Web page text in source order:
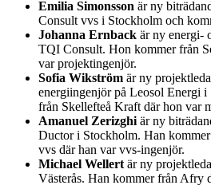
Emilia Simonsson är ny
Consult vvs i Stockholm och
Johanna Ernback är ny energi-
TQI Consult. Hon kommer från
var projektingenjör.
Sofia Wikström är ny
energiingenjör på Leosol Energi
från Skellefteå Kraft där hon var
Amanuel Zerizghi är ny
Ductor i Stockholm. Han
vvs där han var vvs-ingenjör.
Michael Wellert är ny
Västerås. Han kommer från Afry